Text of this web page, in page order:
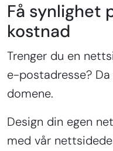
Få synlighet
kostnad
Trenger du en
e-postadresse?
domene.
Design din egen
med vår